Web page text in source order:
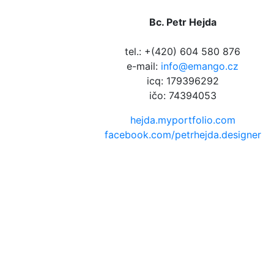
Bc. Petr Hejda
tel.: +(420) 604 580 876
e-mail: info@emango.cz
icq: 179396292
ičo: 74394053
hejda.myportfolio.com
facebook.com/petrhejda.designer